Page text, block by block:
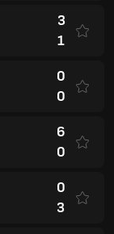
3
1
0
0
6
0
0
3